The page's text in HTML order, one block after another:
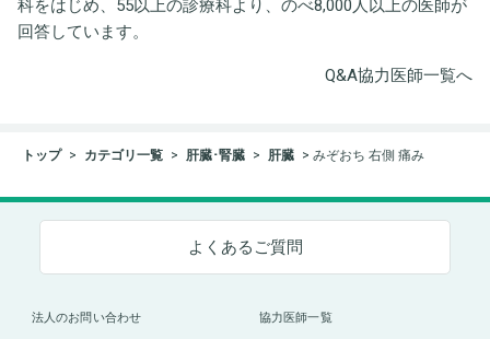
科をはじめ、55以上の診療科より、のべ8,000人以上の医師が
回答しています。
Q&A協力医師一覧へ
トップ カテゴリ一覧 肝臓･腎臓 肝臓 みぞおち 右側 痛み
よくあるご質問
法人のお問い合わせ 協力医師一覧